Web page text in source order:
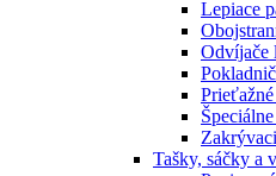
Lepiace
Odvíjače
Tašky, sáčky a